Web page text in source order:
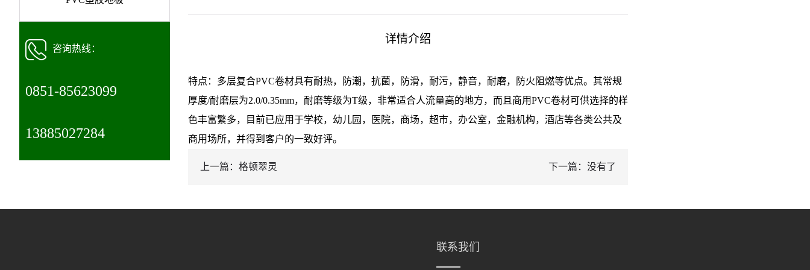
咨询热线：
0851-85623099
13885027284
详情介绍
特点：多层复合PVC卷材具有耐热，防潮，抗菌，防滑，耐污，静音，耐磨，防火阻燃等优点。其常规
厚度/耐磨层为2.0/0.35mm，耐磨等级为T级，非常适合人流量高的地方，而且商用PVC卷材可供选择的样
色丰富繁多，目前已应用于学校，幼儿园，医院，商场，超市，办公室，金融机构，酒店等各类公共及
商用场所，并得到客户的一致好评。
上一篇：格顿翠灵 下一篇：没有了
联系我们